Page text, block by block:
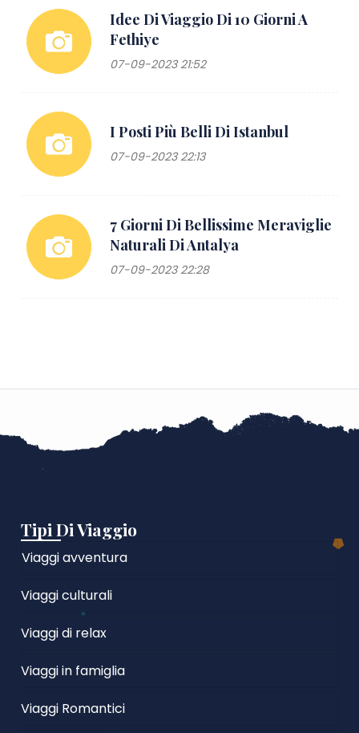
Idee Di Viaggio Di 10 Giorni A
Fethiye
07-09-2023 21:52
I Posti Più Belli Di Istanbul
07-09-2023 22:13
7 Giorni Di Bellissime Meraviglie
Naturali Di Antalya
07-09-2023 22:28
Tipi Di Viaggio
Viaggi avventura
Viaggi culturali
Viaggi di relax
Viaggi in famiglia
Viaggi Romantici